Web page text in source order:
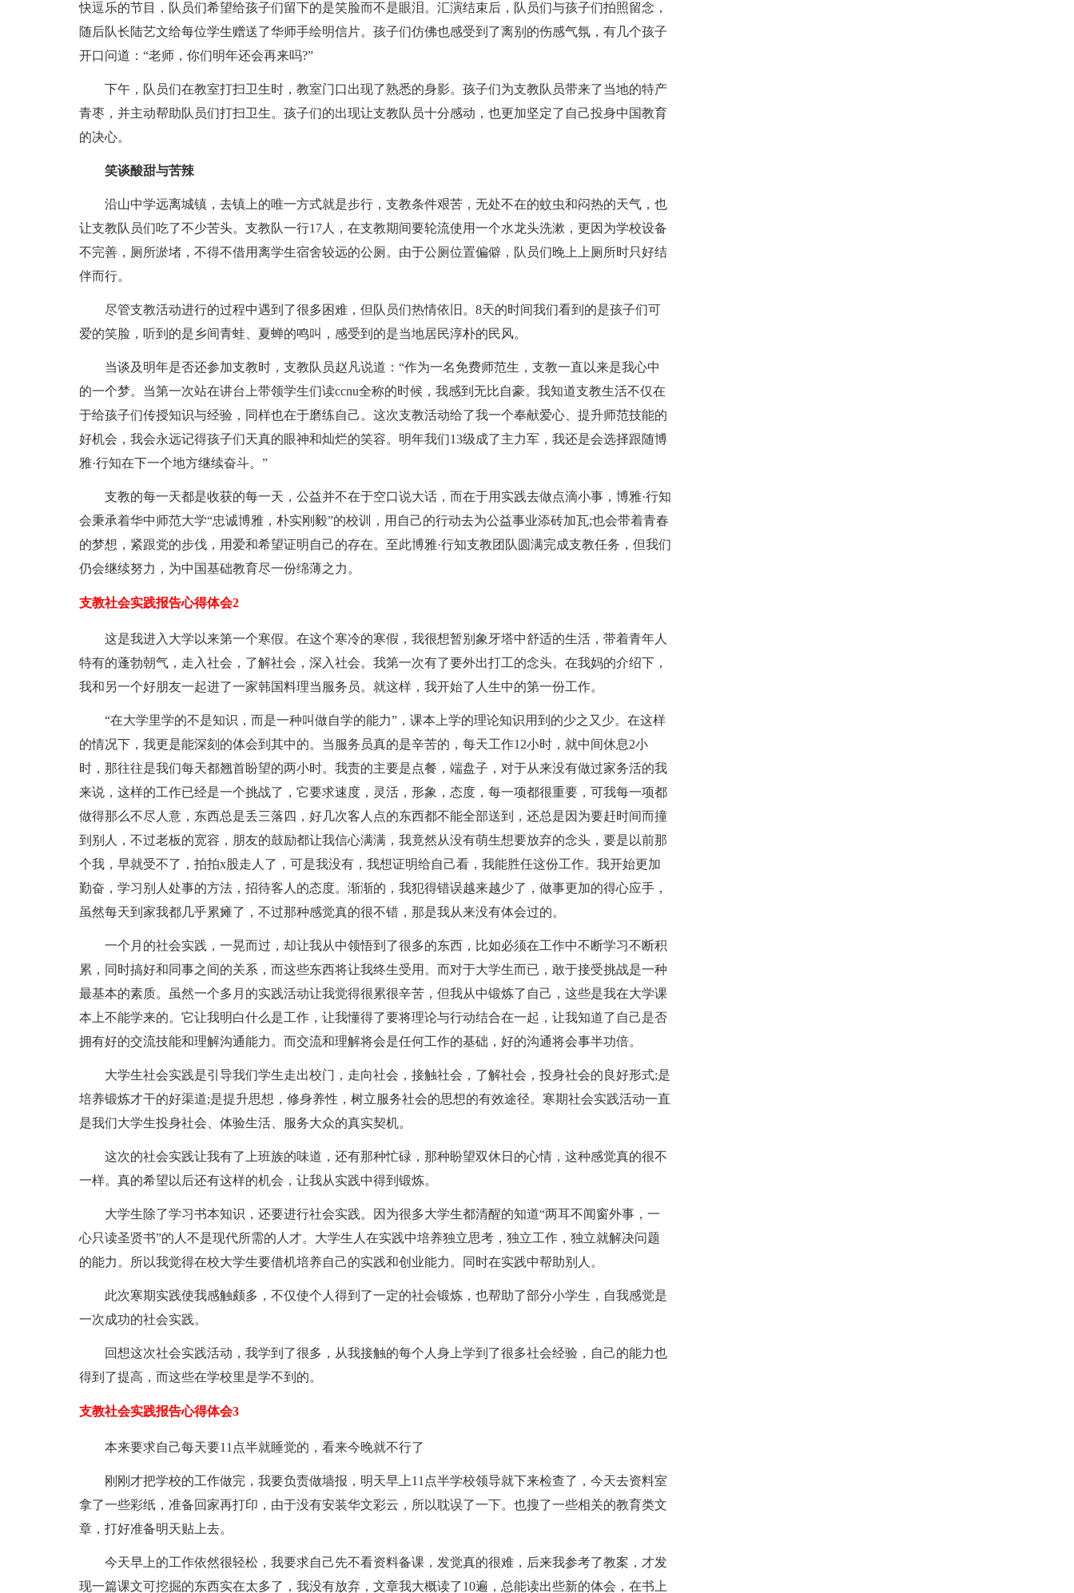
快逗乐的节目，队员们希望给孩子们留下的是笑脸而不是眼泪。汇演结束后，队员们与孩子们拍照留念，
随后队长陆艺文给每位学生赠送了华师手绘明信片。孩子们仿佛也感受到了离别的伤感气氛，有几个孩子
开口问道：“老师，你们明年还会再来吗?”
下午，队员们在教室打扫卫生时，教室门口出现了熟悉的身影。孩子们为支教队员带来了当地的特产
青枣，并主动帮助队员们打扫卫生。孩子们的出现让支教队员十分感动，也更加坚定了自己投身中国教育
的决心。
笑谈酸甜与苦辣
沿山中学远离城镇，去镇上的唯一方式就是步行，支教条件艰苦，无处不在的蚊虫和闷热的天气，也
让支教队员们吃了不少苦头。支教队一行17人，在支教期间要轮流使用一个水龙头洗漱，更因为学校设备
不完善，厕所淤堵，不得不借用离学生宿舍较远的公厕。由于公厕位置偏僻，队员们晚上上厕所时只好结
伴而行。
尽管支教活动进行的过程中遇到了很多困难，但队员们热情依旧。8天的时间我们看到的是孩子们可
爱的笑脸，听到的是乡间青蛙、夏蝉的鸣叫，感受到的是当地居民淳朴的民风。
当谈及明年是否还参加支教时，支教队员赵凡说道：“作为一名免费师范生，支教一直以来是我心中
的一个梦。当第一次站在讲台上带领学生们读ccnu全称的时候，我感到无比自豪。我知道支教生活不仅在
于给孩子们传授知识与经验，同样也在于磨练自己。这次支教活动给了我一个奉献爱心、提升师范技能的
好机会，我会永远记得孩子们天真的眼神和灿烂的笑容。明年我们13级成了主力军，我还是会选择跟随博
雅·行知在下一个地方继续奋斗。”
支教的每一天都是收获的每一天，公益并不在于空口说大话，而在于用实践去做点滴小事，博雅·行知
会秉承着华中师范大学“忠诚博雅，朴实刚毅”的校训，用自己的行动去为公益事业添砖加瓦;也会带着青春
的梦想，紧跟党的步伐，用爱和希望证明自己的存在。至此博雅·行知支教团队圆满完成支教任务，但我们
仍会继续努力，为中国基础教育尽一份绵薄之力。
支教社会实践报告心得体会2
这是我进入大学以来第一个寒假。在这个寒冷的寒假，我很想暂别象牙塔中舒适的生活，带着青年人
特有的蓬勃朝气，走入社会，了解社会，深入社会。我第一次有了要外出打工的念头。在我妈的介绍下，
我和另一个好朋友一起进了一家韩国料理当服务员。就这样，我开始了人生中的第一份工作。
“在大学里学的不是知识，而是一种叫做自学的能力”，课本上学的理论知识用到的少之又少。在这样
的情况下，我更是能深刻的体会到其中的。当服务员真的是辛苦的，每天工作12小时，就中间休息2小
时，那往往是我们每天都翘首盼望的两小时。我责的主要是点餐，端盘子，对于从来没有做过家务活的我
来说，这样的工作已经是一个挑战了，它要求速度，灵活，形象，态度，每一项都很重要，可我每一项都
做得那么不尽人意，东西总是丢三落四，好几次客人点的东西都不能全部送到，还总是因为要赶时间而撞
到别人，不过老板的宽容，朋友的鼓励都让我信心满满，我竟然从没有萌生想要放弃的念头，要是以前那
个我，早就受不了，拍拍x股走人了，可是我没有，我想证明给自己看，我能胜任这份工作。我开始更加
勤奋，学习别人处事的方法，招待客人的态度。渐渐的，我犯得错误越来越少了，做事更加的得心应手，
虽然每天到家我都几乎累瘫了，不过那种感觉真的很不错，那是我从来没有体会过的。
一个月的社会实践，一晃而过，却让我从中领悟到了很多的东西，比如必须在工作中不断学习不断积
累，同时搞好和同事之间的关系，而这些东西将让我终生受用。而对于大学生而已，敢于接受挑战是一种
最基本的素质。虽然一个多月的实践活动让我觉得很累很辛苦，但我从中锻炼了自己，这些是我在大学课
本上不能学来的。它让我明白什么是工作，让我懂得了要将理论与行动结合在一起，让我知道了自己是否
拥有好的交流技能和理解沟通能力。而交流和理解将会是任何工作的基础，好的沟通将会事半功倍。
大学生社会实践是引导我们学生走出校门，走向社会，接触社会，了解社会，投身社会的良好形式;是
培养锻炼才干的好渠道;是提升思想，修身养性，树立服务社会的思想的有效途径。寒期社会实践活动一直
是我们大学生投身社会、体验生活、服务大众的真实契机。
这次的社会实践让我有了上班族的味道，还有那种忙碌，那种盼望双休日的心情，这种感觉真的很不
一样。真的希望以后还有这样的机会，让我从实践中得到锻炼。
大学生除了学习书本知识，还要进行社会实践。因为很多大学生都清醒的知道“两耳不闻窗外事，一
心只读圣贤书”的人不是现代所需的人才。大学生人在实践中培养独立思考，独立工作，独立就解决问题
的能力。所以我觉得在校大学生要借机培养自己的实践和创业能力。同时在实践中帮助别人。
此次寒期实践使我感触颇多，不仅使个人得到了一定的社会锻炼，也帮助了部分小学生，自我感觉是
一次成功的社会实践。
回想这次社会实践活动，我学到了很多，从我接触的每个人身上学到了很多社会经验，自己的能力也
得到了提高，而这些在学校里是学不到的。
支教社会实践报告心得体会3
本来要求自己每天要11点半就睡觉的，看来今晚就不行了
刚刚才把学校的工作做完，我要负责做墙报，明天早上11点半学校领导就下来检查了，今天去资料室
拿了一些彩纸，准备回家再打印，由于没有安装华文彩云，所以耽误了一下。也搜了一些相关的教育类文
章，打好准备明天贴上去。
今天早上的工作依然很轻松，我要求自己先不看资料备课，发觉真的很难，后来我参考了教案，才发
现一篇课文可挖掘的东西实在太多了，我没有放弃，文章我大概读了10遍，总能读出些新的体会，在书上